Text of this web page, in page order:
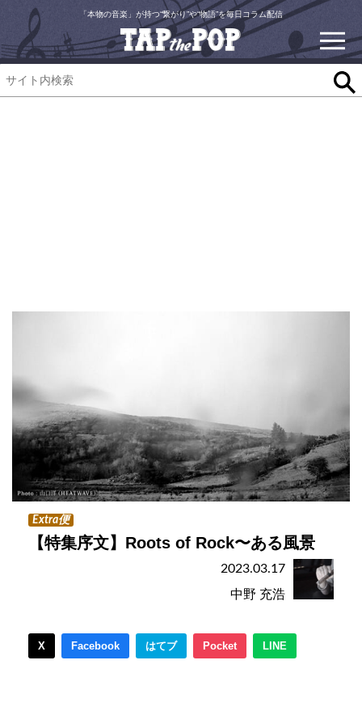
「本物の音楽」が持つ“繋がり”や“物語”を毎日コラム配信
Extra便
【特集序文】Roots of Rock〜ある風景
2023.03.17
中野 充浩
X Facebook はてブ Pocket LINE